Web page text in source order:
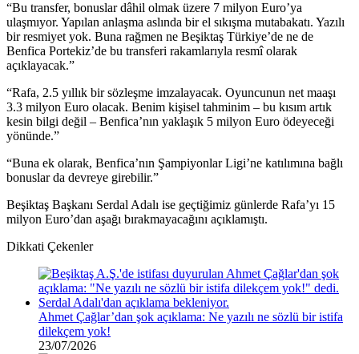
“Bu transfer, bonuslar dâhil olmak üzere 7 milyon Euro’ya
ulaşmıyor. Yapılan anlaşma aslında bir el sıkışma mutabakatı. Yazılı
bir resmiyet yok. Buna rağmen ne Beşiktaş Türkiye’de ne de
Benfica Portekiz’de bu transferi rakamlarıyla resmî olarak
açıklayacak.”
“Rafa, 2.5 yıllık bir sözleşme imzalayacak. Oyuncunun net maaşı
3.3 milyon Euro olacak. Benim kişisel tahminim – bu kısım artık
kesin bilgi değil – Benfica’nın yaklaşık 5 milyon Euro ödeyeceği
yönünde.”
“Buna ek olarak, Benfica’nın Şampiyonlar Ligi’ne katılımına bağlı
bonuslar da devreye girebilir.”
Beşiktaş Başkanı Serdal Adalı ise geçtiğimiz günlerde Rafa’yı 15
milyon Euro’dan aşağı bırakmayacağını açıklamıştı.
Dikkati Çekenler
Ahmet Çağlar’dan şok açıklama: Ne yazılı ne sözlü bir istifa
dilekçem yok!
23/07/2026